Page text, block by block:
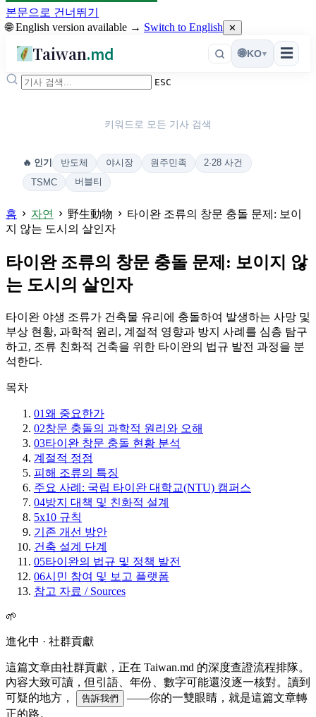
본문으로 건너뛰기
🌐 English version available → Switch to English ✕
Taiwan.md ☰
🌐KO▾
ESC
키워드로 모든 기사 검색
🔥 인기 반도체 야시장 원주민족
2·28 사건
TSMC
버블티
홈 자연 野生動物
타이완 조류의 창문 충돌 문제: 보이
지 않는 도시의 살인자
타이완 조류의 창문 충돌 문제: 보이지 않
는 도시의 살인자
타이완 야생 조류가 건축물 유리에 충돌하여 발생하는 사망 및
부상 현황, 과학적 원리, 계절적 영향과 방지 사례를 심층 탐구
하고, 조류 친화적 건축을 위한 타이완의 법규 발전 과정을 분
석한다.
목차
01왜 중요한가
02창문 충돌의 과학적 원리와 오해
03타이완 창문 충돌 현황 분석
계절적 정점
피해 조류의 특징
주요 사례: 국립 타이완 대학교(NTU) 캠퍼스
04방지 대책 및 친화적 설계
5x10 규칙
기존 개선 방안
건축 설계 단계
05타이완의 법규 및 정책 발전
06시민 참여 및 보고 플랫폼
참고 자료 / Sources
🌱
進化中 · 社群貢獻
這篇文章由社群貢獻，正在 Taiwan.md 的深度查證流程排隊。
內容大致可讀，但引語、年份、數字可能還沒逐一核對。讀到
可疑的地方，
告訴我們
——你的一雙眼睛，就是這篇文章轉
正的路。